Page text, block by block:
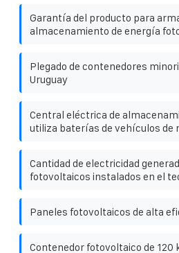
Garantía del producto para
almacenamiento de energía
Plegado de contenedores
Uruguay
Central eléctrica de
utiliza baterías de vehículos de
Cantidad de electricidad
fotovoltaicos instalados en el
Paneles fotovoltaicos de alta
Contenedor fotovoltaico de 120